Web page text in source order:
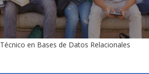
Técnico en Bases de Datos Relacionales